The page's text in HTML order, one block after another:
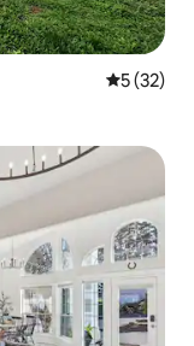
Prosječna
5 (32)